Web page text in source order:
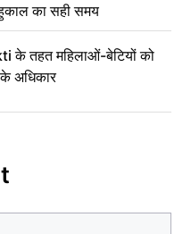
का सही समय
के तहत महिलाओं-बेटियों को
के अधिकार